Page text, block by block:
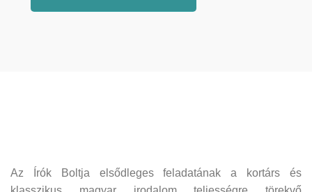
Az Írók Boltja elsődleges feladatának a kortárs és